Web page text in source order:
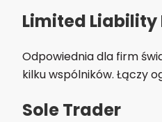
Limited Liability
Odpowiednia dla firm
kilku wspólników. Łączy
Sole Trader